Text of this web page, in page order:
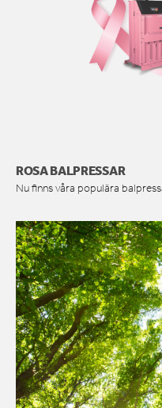
ROSA BALPRESSAR
Nu finns våra populära